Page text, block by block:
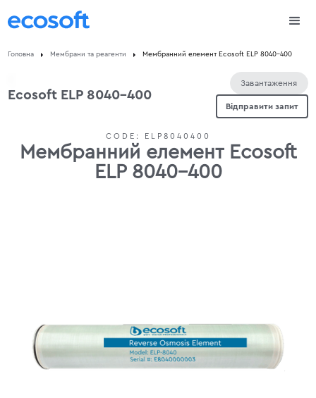
Головна Мембрани та реагенти Мембранний елемент Ecosoft ELP 8040-400
Ecosoft ELP 8040-400
Завантаження
Відправити запит
CODE: ELP8040400
Мембранний елемент Ecosoft
ELP 8040-400